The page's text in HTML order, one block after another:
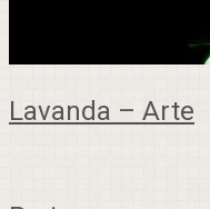
Lavanda – Arte